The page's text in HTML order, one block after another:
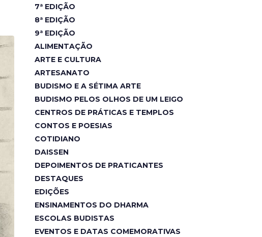
7ª EDIÇÃO
8ª EDIÇÃO
9ª EDIÇÃO
ALIMENTAÇÃO
ARTE E CULTURA
ARTESANATO
BUDISMO E A SÉTIMA ARTE
BUDISMO PELOS OLHOS DE UM LEIGO
CENTROS DE PRÁTICAS E TEMPLOS
CONTOS E POESIAS
COTIDIANO
DAISSEN
DEPOIMENTOS DE PRATICANTES
DESTAQUES
EDIÇÕES
ENSINAMENTOS DO DHARMA
ESCOLAS BUDISTAS
EVENTOS E DATAS COMEMORATIVAS